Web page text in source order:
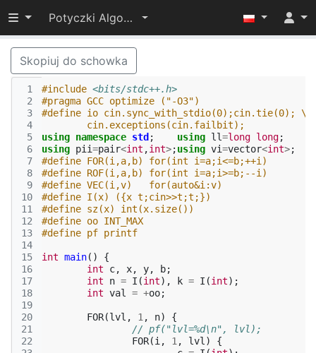
Przełącz widoczność menu
Potyczki Algorytmiczne 2019
Skopiuj do schowka
1
2
3
4
5
6
7
8
9
10
11
12
13
14
15
16
17
18
19
20
21
22
#include <bits/stdc++.h>
#pragma GCC optimize ("-O3")
#define io cin.sync_with_stdio(0);cin.tie(0); \
	cin.exceptions(cin.failbit);
using namespace std ; using ll=long long;
using pii=pair<int ,int>;using vi=vector<int>;
#define FOR(i,a,b) for(int i=a;i<=b;++i)
#define ROF(i,a,b) for(int i=a;i>=b;--i)
#define VEC(i,v)   for(auto&i:v)
#define I(x) ({x t;cin>>t;t;})
#define sz(x) int(x.size())
#define oo INT_MAX
#define pf printf
int main()
{
int
c, x, y, b;
int
n = I (int), k = I (int);
int val = +oo;
FOR(lvl , 1 , n)
{
// pf("lvl=%d\n", lvl);
FOR(i , 1 , lvl )
{